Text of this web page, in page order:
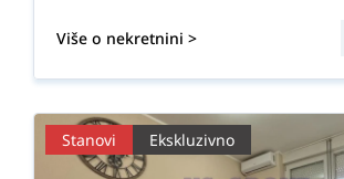
Više o nekretnini >
Stanovi Ekskluzivno